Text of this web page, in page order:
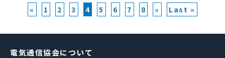
« 1 2 3 4 5 6 7 8 » Last »
電気通信協会について